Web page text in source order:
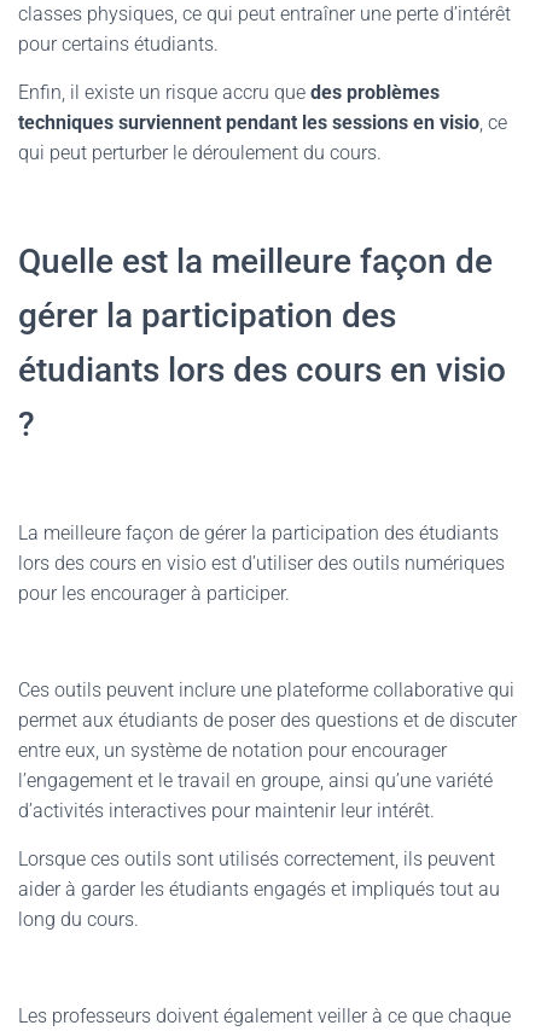
classes physiques, ce qui peut entraîner une perte d’intérêt
pour certains étudiants.
Enfin, il existe un risque accru que des problèmes
techniques surviennent pendant les sessions en visio, ce
qui peut perturber le déroulement du cours.
Quelle est la meilleure façon de
gérer la participation des
étudiants lors des cours en visio
?
La meilleure façon de gérer la participation des étudiants
lors des cours en visio est d’utiliser des outils numériques
pour les encourager à participer.
Ces outils peuvent inclure une plateforme collaborative qui
permet aux étudiants de poser des questions et de discuter
entre eux, un système de notation pour encourager
l’engagement et le travail en groupe, ainsi qu’une variété
d’activités interactives pour maintenir leur intérêt.
Lorsque ces outils sont utilisés correctement, ils peuvent
aider à garder les étudiants engagés et impliqués tout au
long du cours.
Les professeurs doivent également veiller à ce que chaque